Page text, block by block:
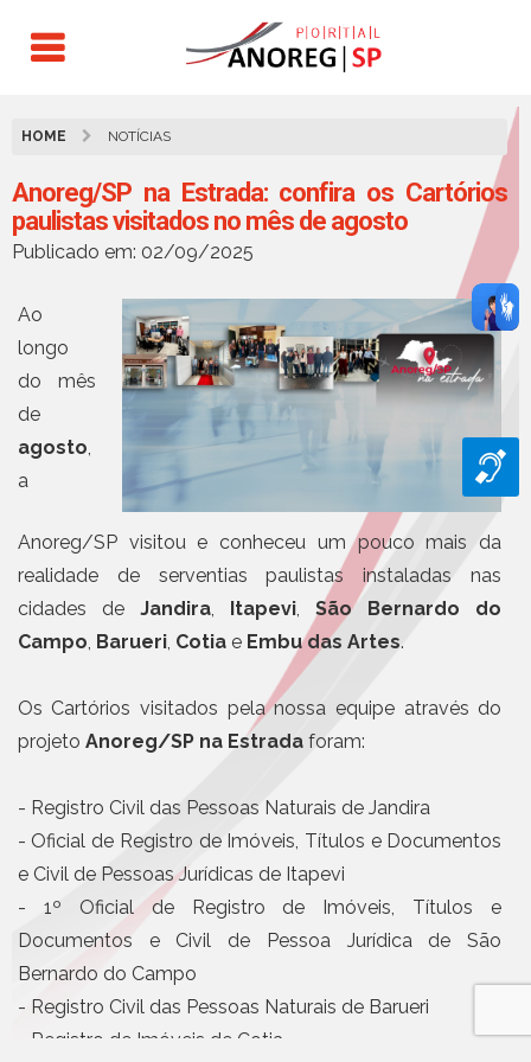
HOME NOTÍCIAS
Anoreg/SP na Estrada: confira os Cartórios
paulistas visitados no mês de agosto
Publicado em: 02/09/2025
Ao
longo
do mês
de
agosto
a
Anoreg/SP visitou e conheceu um pouco mais da
realidade de serventias paulistas instaladas nas
cidades de Jandira, Itapevi ,São Bernardo do
Campo Barueri, Cotiae Embu das Artes.
Os Cartórios visitados pela nossa equipe através do
projeto Anoreg/SP na Estradaforam:
- Registro Civil das Pessoas Naturais de Jandira
- Oficial de Registro de Imóveis, Títulos e Documentos
e Civil de Pessoas Jurídicas de Itapevi
- 1º Oficial de Registro de Imóveis, Títulos e
Documentos e Civil de Pessoa Jurídica de São
Bernardo do Campo
- Registro Civil das Pessoas Naturais de Barueri
- Registro de Imóveis de Cotia